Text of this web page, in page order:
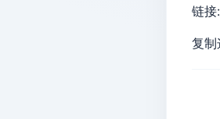
链接:
复制